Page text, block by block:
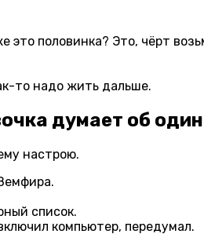
это половинка? Это, чёрт
то надо жить дальше.
настрою.
список.
компьютер, передумал.